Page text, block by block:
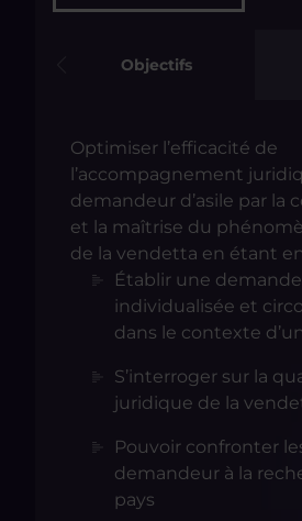
Objectifs
Optimiser l’efficacité de
l’accompagnement
demandeur d’asile par la
et la maîtrise du
de la vendetta en étant
Établir une demande
individualisée et
dans le contexte
S’interroger sur la
juridique de la
Pouvoir confronter
demandeur à la
pays